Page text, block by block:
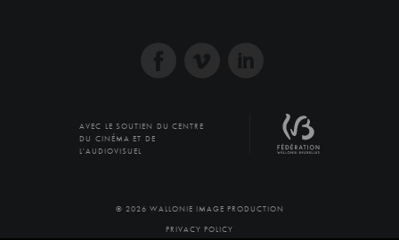
AVEC LE SOUTIEN DU CENTRE
DU CINÉMA ET DE
L'AUDIOVISUEL
© 2026 WALLONIE IMAGE PRODUCTION
PRIVACY POLICY